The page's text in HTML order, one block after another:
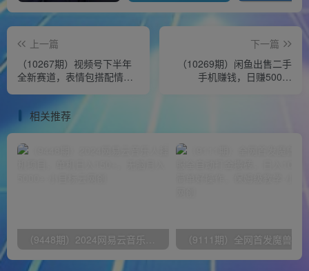
上一篇
（10267期）视频号下半年
全新赛道，表情包搭配情感
下一篇
（10269期）闲鱼出售二手
手机赚钱，日赚500到
相关推荐